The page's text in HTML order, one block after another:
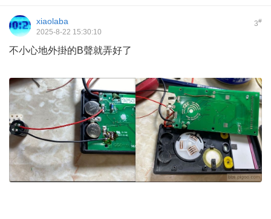
3#
xiaolaba
2025-8-22 15:30:10
不小心地外掛的B聲就弄好了